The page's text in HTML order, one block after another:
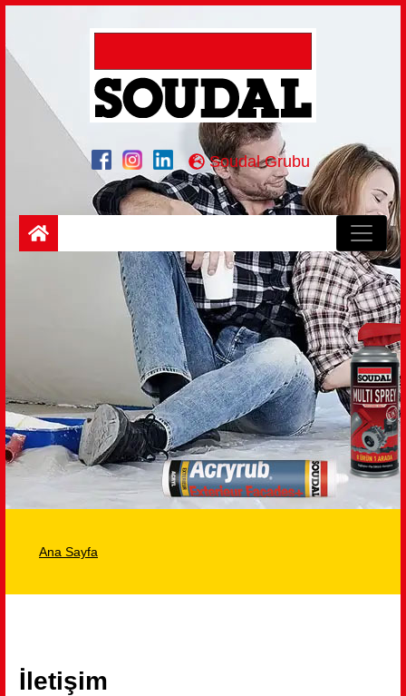
Soudal Grubu
Ana Sayfa
İletişim